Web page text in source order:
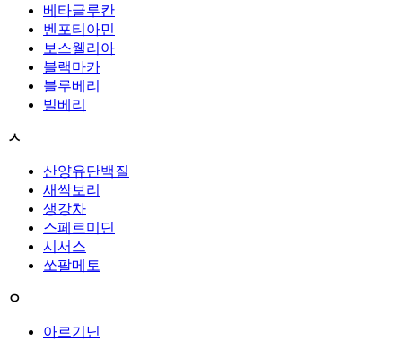
베타글루칸
벤포티아민
보스웰리아
블랙마카
블루베리
빌베리
ㅅ
산양유단백질
새싹보리
생강차
스페르미딘
시서스
쏘팔메토
ㅇ
아르기닌